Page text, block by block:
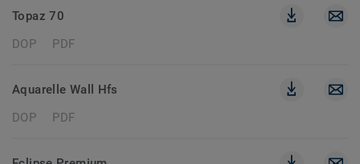
Topaz 70
DOP
PDF
Aquarelle Wall Hfs
DOP
PDF